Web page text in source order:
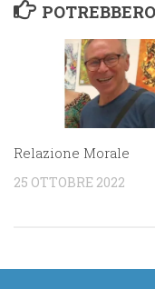
Relazione Morale
25 OTTOBRE 2022